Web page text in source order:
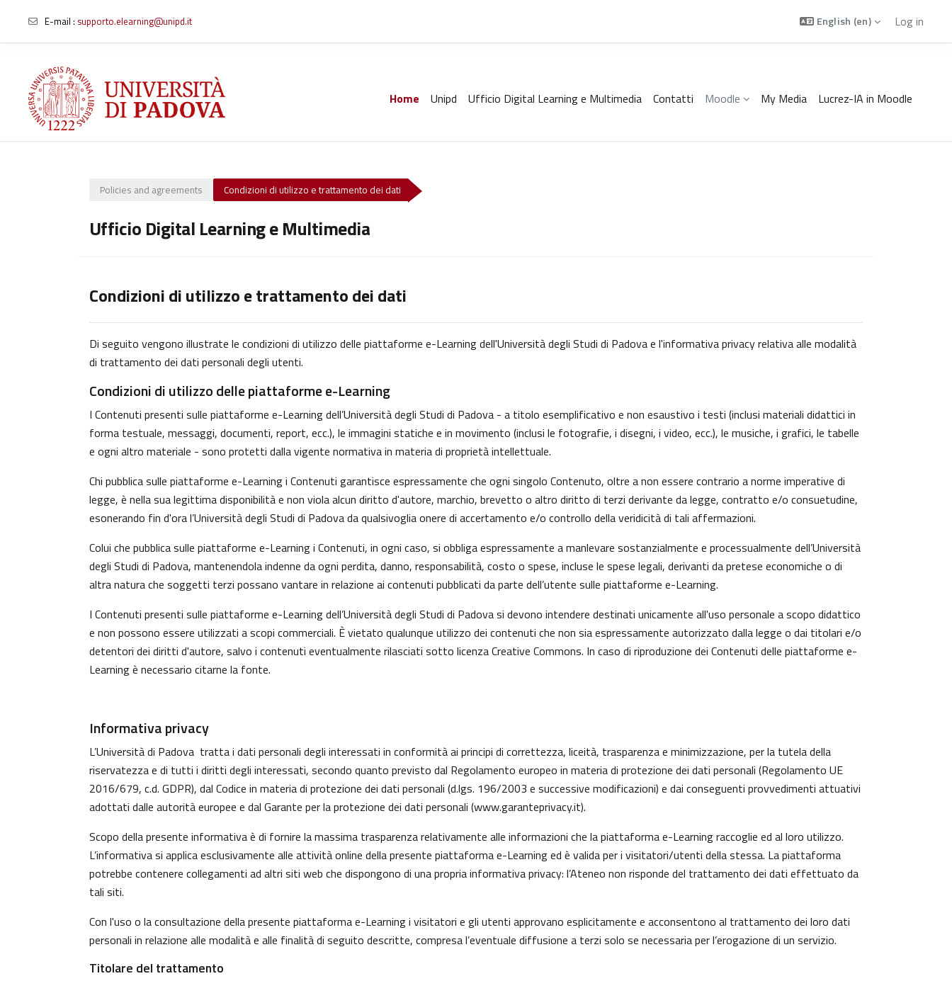
Skip to main content
E-mail : supporto.elearning@unipd.it English ‎(en)‎ Log in
Home Unipd Ufficio Digital Learning e Multimedia Contatti Moodle My Media Lucrez-IA in Moodle
Policies and agreements Condizioni di utilizzo e trattamento dei dati
Ufficio Digital Learning e Multimedia
Condizioni di utilizzo e trattamento dei dati
Di seguito vengono illustrate le condizioni di utilizzo delle piattaforme e-Learning dell'Università degli Studi di Padova e l'informativa privacy relativa alle modalità
di trattamento dei dati personali degli utenti.
Condizioni di utilizzo delle piattaforme e-Learning
I Contenuti presenti sulle piattaforme e-Learning dell’Università degli Studi di Padova - a titolo esemplificativo e non esaustivo i testi (inclusi materiali didattici in
forma testuale, messaggi, documenti, report, ecc.), le immagini statiche e in movimento (inclusi le fotografie, i disegni, i video, ecc.), le musiche, i grafici, le tabelle
e ogni altro materiale - sono protetti dalla vigente normativa in materia di proprietà intellettuale.
Chi pubblica sulle piattaforme e-Learning i Contenuti garantisce espressamente che ogni singolo Contenuto, oltre a non essere contrario a norme imperative di
legge, è nella sua legittima disponibilità e non viola alcun diritto d'autore, marchio, brevetto o altro diritto di terzi derivante da legge, contratto e/o consuetudine,
esonerando fin d'ora l’Università degli Studi di Padova da qualsivoglia onere di accertamento e/o controllo della veridicità di tali affermazioni.
Colui che pubblica sulle piattaforme e-Learning i Contenuti, in ogni caso, si obbliga espressamente a manlevare sostanzialmente e processualmente dell’Università
degli Studi di Padova, mantenendola indenne da ogni perdita, danno, responsabilità, costo o spese, incluse le spese legali, derivanti da pretese economiche o di
altra natura che soggetti terzi possano vantare in relazione ai contenuti pubblicati da parte dell’utente sulle piattaforme e-Learning.
I Contenuti presenti sulle piattaforme e-Learning dell’Università degli Studi di Padova si devono intendere destinati unicamente all'uso personale a scopo didattico
e non possono essere utilizzati a scopi commerciali. È vietato qualunque utilizzo dei contenuti che non sia espressamente autorizzato dalla legge o dai titolari e/o
detentori dei diritti d'autore, salvo i contenuti eventualmente rilasciati sotto licenza Creative Commons. In caso di riproduzione dei Contenuti delle piattaforme e-
Learning è necessario citarne la fonte.
Informativa privacy
L’Università di Padova tratta i dati personali degli interessati in conformità ai principi di correttezza, liceità, trasparenza e minimizzazione, per la tutela della
riservatezza e di tutti i diritti degli interessati, secondo quanto previsto dal Regolamento europeo in materia di protezione dei dati personali (Regolamento UE
2016/679, c.d. GDPR), dal Codice in materia di protezione dei dati personali (d.lgs. 196/2003 e successive modificazioni) e dai conseguenti provvedimenti attuativi
adottati dalle autorità europee e dal Garante per la protezione dei dati personali (www.garanteprivacy.it).
Scopo della presente informativa è di fornire la massima trasparenza relativamente alle informazioni che la piattaforma e-Learning raccoglie ed al loro utilizzo.
L’informativa si applica esclusivamente alle attività online della presente piattaforma e-Learning ed è valida per i visitatori/utenti della stessa. La piattaforma
potrebbe contenere collegamenti ad altri siti web che dispongono di una propria informativa privacy: l’Ateneo non risponde del trattamento dei dati effettuato da
tali siti.
Con l'uso o la consultazione della presente piattaforma e-Learning i visitatori e gli utenti approvano esplicitamente e acconsentono al trattamento dei loro dati
personali in relazione alle modalità e alle finalità di seguito descritte, compresa l’eventuale diffusione a terzi solo se necessaria per l’erogazione di un servizio.
Titolare del trattamento